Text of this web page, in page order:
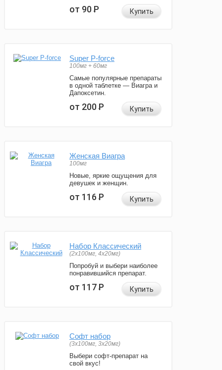
от 90Р Купить
Super P-force
100мг + 60мг
Самые популярные препараты
в одной таблетке — Виагра и
Дапоксетин.
от 200Р Купить
Женская Виагра
100мг
Новые, яркие ощущения для
девушек и женщин.
от 116Р Купить
Набор Классический
(2x100мг, 4x20мг)
Попробуй и выбери наиболее
понравившийся препарат.
от 117Р Купить
Софт набор
(3x100мг, 3x20мг)
Выбери софт-препарат на
свой вкус!